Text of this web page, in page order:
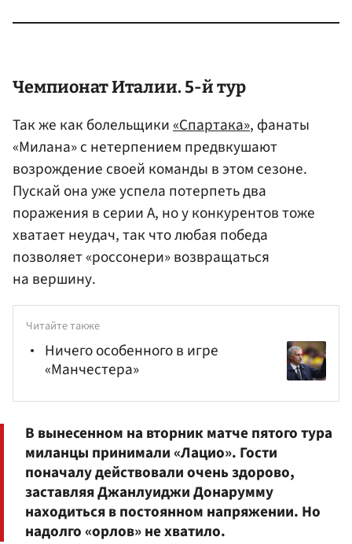
Чемпионат Италии. 5-й тур
Так же как болельщики«Спартака», фанаты
«Милана» с нетерпением предвкушают
возрождение своей команды в этом сезоне.
Пускай она уже успела потерпеть два
поражения в серии А, но у конкурентов тоже
хватает неудач, так что любая победа
позволяет «россонери» возвращаться
на вершину.
Читайте также
Ничего особенного в игре
«Манчестера»
В вынесенном на вторник матче пятого тура
миланцы принимали «Лацио». Гости
поначалу действовали очень здорово,
заставляя Джанлуиджи Донарумму
находиться в постоянном напряжении. Но
надолго «орлов» не хватило.